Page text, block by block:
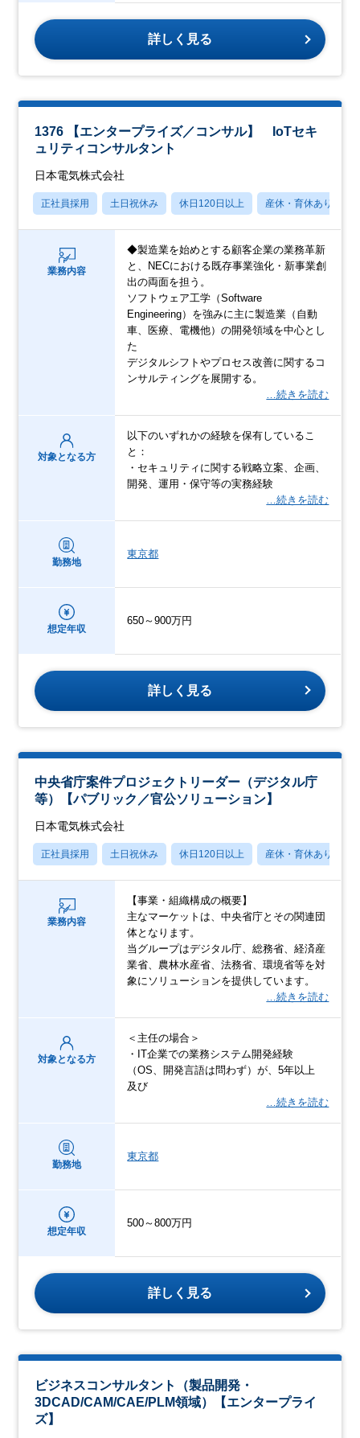
詳しく見る
1376 【エンタープライズ／コンサル】 IoTセキ
ュリティコンサルタント
日本電気株式会社
正社員採用 土日祝休み 休日120日以上 産休・育休あり
業務内容
◆製造業を始めとする顧客企業の業務革新
と、NECにおける既存事業強化・新事業創
出の両面を担う。
ソフトウェア工学（Software
Engineering）を強みに主に製造業（自動
車、医療、電機他）の開発領域を中心とし
た
デジタルシフトやプロセス改善に関するコ
ンサルティングを展開する。
…続きを読む
対象となる方
以下のいずれかの経験を保有しているこ
と：
・セキュリティに関する戦略立案、企画、
開発、運用・保守等の実務経験
…続きを読む
勤務地
東京都
想定年収
650～900万円
詳しく見る
中央省庁案件プロジェクトリーダー（デジタル庁
等）【パブリック／官公ソリューション】
日本電気株式会社
正社員採用 土日祝休み 休日120日以上 産休・育休あり
業務内容
【事業・組織構成の概要】
主なマーケットは、中央省庁とその関連団
体となります。
当グループはデジタル庁、総務省、経済産
業省、農林水産省、法務省、環境省等を対
象にソリューションを提供しています。
…続きを読む
対象となる方
＜主任の場合＞
・IT企業での業務システム開発経験
（OS、開発言語は問わず）が、5年以上
及び
…続きを読む
勤務地
東京都
想定年収
500～800万円
詳しく見る
ビジネスコンサルタント（製品開発・
3DCAD/CAM/CAE/PLM領域）【エンタープライ
ズ】